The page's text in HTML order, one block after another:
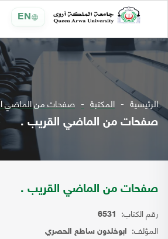
EN
الرئيسية المكتبة صفحات من الماضي
صفحات من الماضي القريب .
صفحات من الماضي القريب .
رقم الكتاب: 6531
المؤلف: ابوخلدون ساطع الحصري